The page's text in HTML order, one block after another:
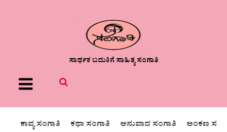
ಸಾರ್ಥಕ ಬದುಕಿಗೆ ಸಾಹಿತ್ಯ ಸಂಗಾತಿ
Menu
ಕಾವ್ಯ ಸಂಗಾತಿ ಕಥಾ ಸಂಗಾತಿ ಅನುವಾದ ಸಂಗಾತಿ ಅಂಕಣ